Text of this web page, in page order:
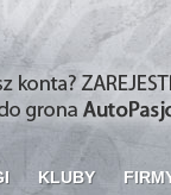
KLUBY